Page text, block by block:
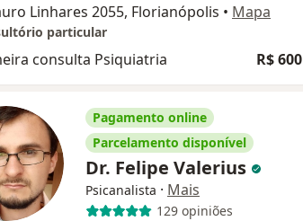
Linhares 2055, Florianópolis • Mapa
particular
consulta Psiquiatria R$ 600
Pagamento online
Parcelamento disponível
Dr. Felipe Valerius
Psicanalista · Mais
129 opiniões